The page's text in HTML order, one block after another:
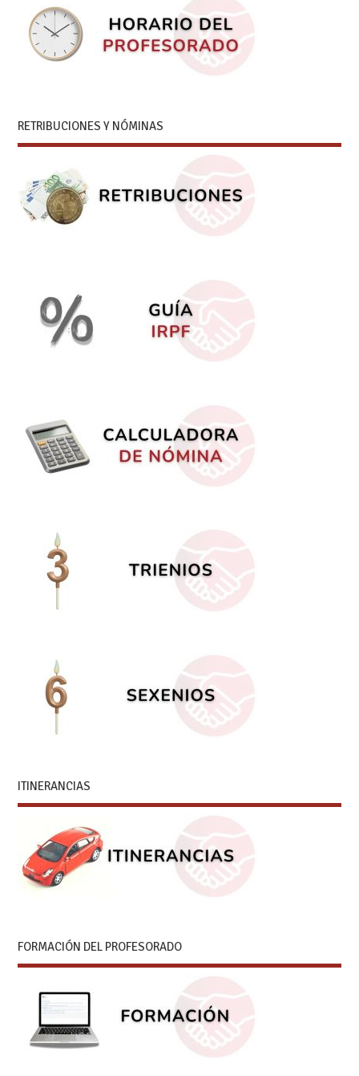
RETRIBUCIONES Y NÓMINAS
ITINERANCIAS
FORMACIÓN DEL PROFESORADO